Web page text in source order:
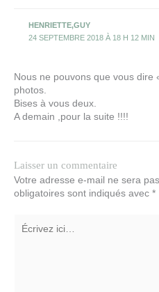
HENRIETTE,GUY
24 SEPTEMBRE 2018 À 18 H 12 MIN
Nous ne pouvons que vous
photos.
Bises à vous deux.
A demain ,pour la suite !!!!
Laisser un commentaire
Votre adresse e-mail ne sera
obligatoires sont indiqués avec *
ici…